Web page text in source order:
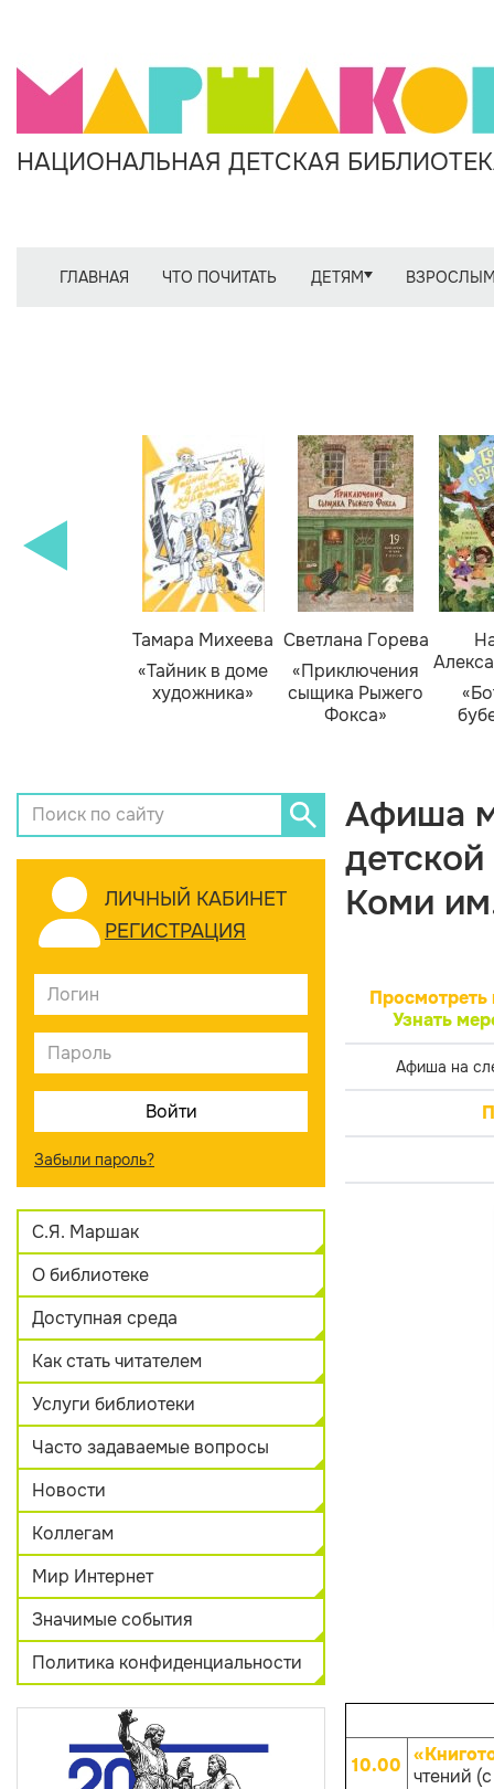
НАЦИОНАЛЬНАЯ ДЕТСКАЯ
ГЛАВНАЯ ЧТО ПОЧИТАТЬ ДЕТЯМ
Тамара Михеева
«Тайник в доме
художника»
Светлана Горева
«Приключения
сыщика Рыжего
Фокса»
ЛИЧНЫЙ КАБИНЕТ
РЕГИСТРАЦИЯ
Забыли пароль?
С.Я. Маршак
О библиотеке
Доступная среда
Как стать читателем
Услуги библиотеки
Часто задаваемые вопросы
Новости
Коллегам
Мир Интернет
Значимые события
Политика конфиденциальности
Афиша
Коми
Просмотреть
Узнать
Афиша на
10.00 чтений